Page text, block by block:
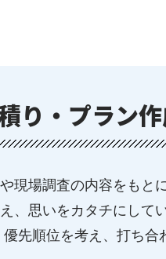
り・プラン
現場調査の内容をもと
、思いをカタチにして
先順位を考え、打ち